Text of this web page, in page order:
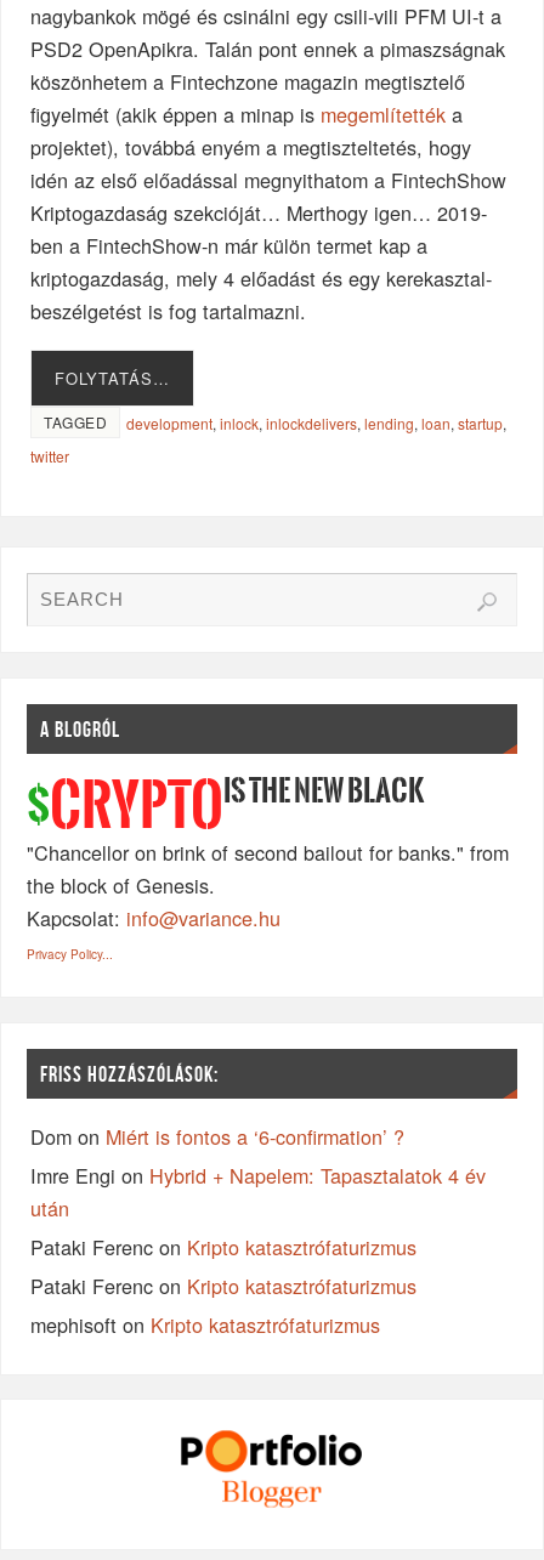
nagybankok mögé és csinálni egy csili-vili PFM UI-t a
PSD2 OpenApikra. Talán pont ennek a pimaszságnak
köszönhetem a Fintechzone magazin megtisztelő
figyelmét (akik éppen a minap is megemlítették a
projektet), továbbá enyém a megtiszteltetés, hogy
idén az első előadással megnyithatom a FintechShow
Kriptogazdaság szekcióját… Merthogy igen… 2019-
ben a FintechShow-n már külön termet kap a
kriptogazdaság, mely 4 előadást és egy kerekasztal-
beszélgetést is fog tartalmazni.
FOLYTATÁS…
TAGGED development,inlock,inlockdelivers,lending,loan,startup,
twitter
A BLOGRÓL
$CRYPTO IS THE NEW BLACK
"Chancellor on brink of second bailout for banks." from
the block of Genesis.
Kapcsolat: info@variance.hu
Privacy Policy...
FRISS HOZZÁSZÓLÁSOK:
Dom on Miért is fontos a ‘6-confirmation’ ?
Imre Engi on Hybrid + Napelem: Tapasztalatok 4 év
után
Pataki Ferenc on Kripto katasztrófaturizmus
Pataki Ferenc on Kripto katasztrófaturizmus
mephisoft on Kripto katasztrófaturizmus